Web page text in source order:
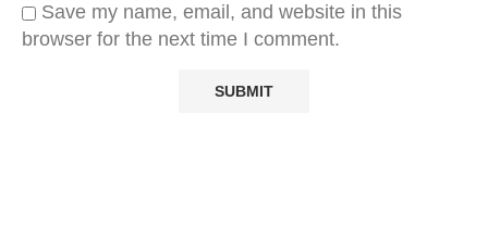
Save my name, email, and website in this
browser for the next time I comment.